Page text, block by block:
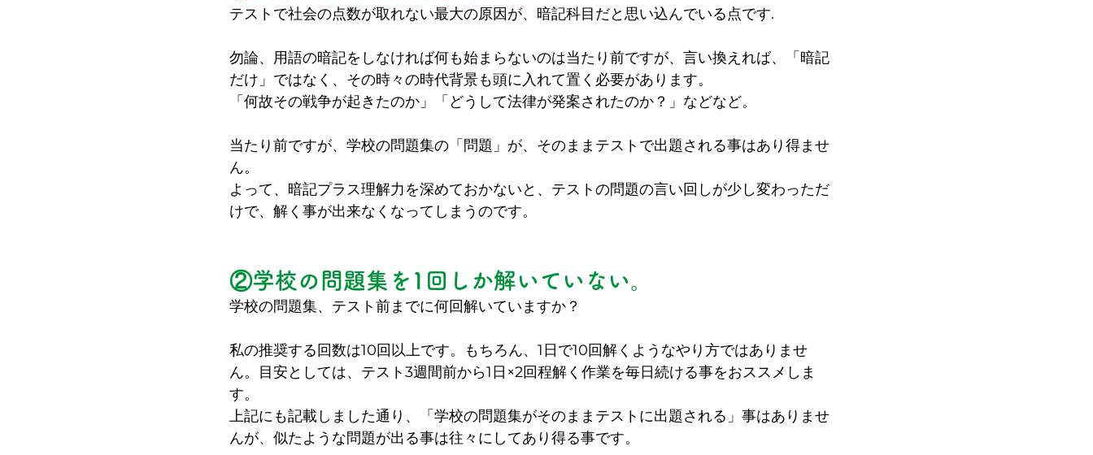
テストで社会の点数が取れない最大の原因が、暗記科目だと思い込んでいる点です.
勿論、用語の暗記をしなければ何も始まらないのは当たり前ですが、言い換えれば、「暗記
だけ」ではなく、その時々の時代背景も頭に入れて置く必要があります。
「何故その戦争が起きたのか」「どうして法律が発案されたのか？」などなど。
当たり前ですが、学校の問題集の「問題」が、そのままテストで出題される事はあり得ませ
ん。
よって、暗記プラス理解力を深めておかないと、テストの問題の言い回しが少し変わっただ
けで、解く事が出来なくなってしまうのです。
②学校の問題集を1回しか解いていない。
学校の問題集、テスト前までに何回解いていますか？
私の推奨する回数は10回以上です。もちろん、1日で10回解くようなやり方ではありませ
ん。目安としては、テスト3週間前から1日×2回程解く作業を毎日続ける事をおススメしま
す。
上記にも記載しました通り、「学校の問題集がそのままテストに出題される」事はありませ
んが、似たような問題が出る事は往々にしてあり得る事です。